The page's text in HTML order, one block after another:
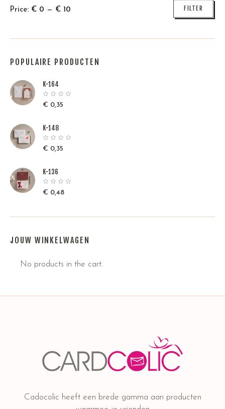
Min
Max
FILTER
Price: € 0 — € 10
POPULAIRE PRODUCTEN
K-164
€ 0,35
K-148
€ 0,35
K-136
€ 0,48
JOUW WINKELWAGEN
No products in the cart.
Cadocolic heeft een brede gamma aan producten